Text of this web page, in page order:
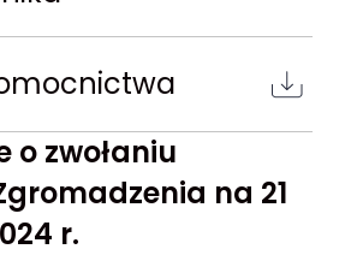
o zwołaniu
na 21
r.